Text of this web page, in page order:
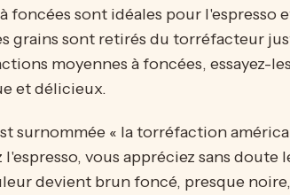
foncées sont idéales pour
grains sont retirés du torréfacteur
moyennes à foncées, essayez-
et délicieux.
surnommée « la torréfaction
l'espresso, vous appréciez sans
devient brun foncé, presque